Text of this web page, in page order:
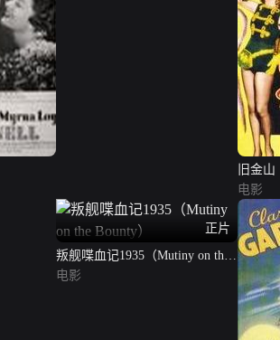
旧金山
电影
正片
叛舰喋血记1935（Mutiny on the
Bounty）
电影